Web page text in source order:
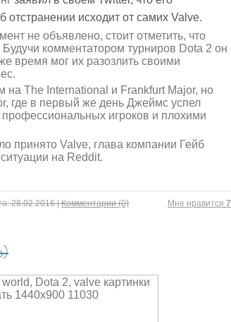
отстранении исходит от самих Valve.
не объявлено, стоит отметить, что
комментатором турниров Dota 2 он
время мог их разозлить своими
The International и Frankfurt Major, но
где в первый же день Джеймс успел
игроков и плохими
принято Valve, глава компании Гейб
на Reddit.
Mне нравится 7
28.02.2016 |Комментарии (0)